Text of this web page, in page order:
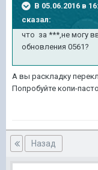
В 05.06.2016 в
сказал:
что за ***,не могу
обновления 0561?
А вы раскладку
Попробуйте копи-
Назад